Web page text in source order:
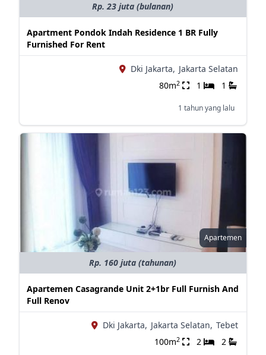
Rp. 23 juta (bulanan)
Apartment Pondok Indah Residence 1 BR Fully
Furnished For Rent
Dki Jakarta, Jakarta Selatan
80m2 1 1
1 tahun yang lalu
Apartemen
Rp. 160 juta (tahunan)
Apartemen Casagrande Unit 2+1br Full Furnish And
Full Renov
Dki Jakarta, Jakarta Selatan, Tebet
100m2 2 2